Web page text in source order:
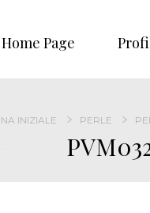
Home Page
INIZIALE PERLE